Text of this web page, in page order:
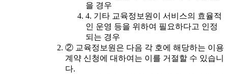
을 경우
4. 기타 교육정보원이 서비스의 효율적
인 운영 등을 위하여 필요하다고 인정
되는 경우
② 교육정보원은 다음 각 호에 해당하는 이용
계약 신청에 대하여는 이를 거절할 수 있습니
다.